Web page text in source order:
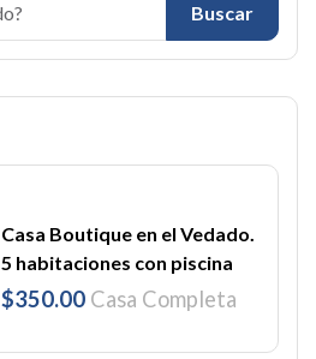
Buscar
Casa Boutique en el Vedado.
5 habitaciones con piscina
$350.00 Casa Completa